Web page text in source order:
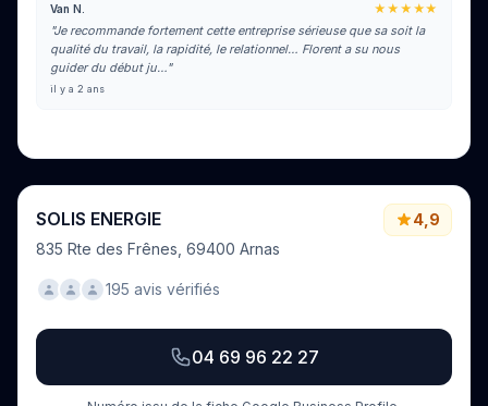
Van N.
★★★★★
"Je recommande fortement cette entreprise sérieuse que sa soit la
qualité du travail, la rapidité, le relationnel… Florent a su nous
guider du début ju…"
il y a 2 ans
SOLIS ENERGIE
835 Rte des Frênes, 69400 Arnas
4,9
195 avis vérifiés
04 69 96 22 27